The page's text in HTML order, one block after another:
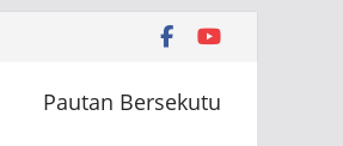
Pautan Bersekutu